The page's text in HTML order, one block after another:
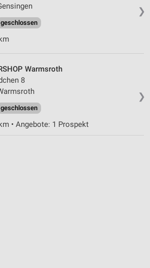
❯
geschlossen
❯
Warmsroth
8
geschlossen
• Angebote: 1 Prospekt